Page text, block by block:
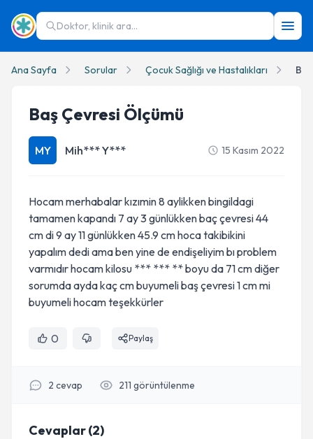
Doktor, klinik ara...
Ana Sayfa Sorular Çocuk Sağlığı ve Hastalıkları
Baş Çevresi Ölçümü
MY Mih*** Y*** 15 Kasım 2022
Hocam merhabalar kızımin 8 aylikken bingildagi
tamamen kapandı 7 ay 3 günlükken baç çevresi 44
cm di 9 ay 11 günlükken 45.9 cm hoca takibikini
yapalım dedi ama ben yine de endişeliyim bı problem
varmıdır hocam kilosu *** *** ** boyu da 71 cm diğer
sorumda ayda kaç cm buyumeli baş çevresi 1 cm mi
buyumeli hocam teşekkürler
0 Paylaş
2 cevap 211 görüntülenme
Cevaplar(2)